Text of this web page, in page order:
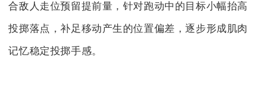
合敌人走位预留提前量，针对跑动中的目标小幅抬高
投掷落点，补足移动产生的位置偏差，逐步形成肌肉
记忆稳定投掷手感。